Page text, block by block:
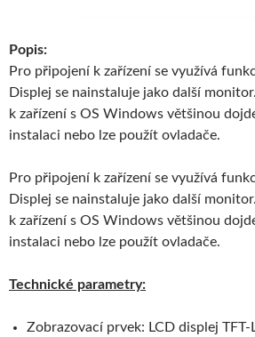
Pro připojení k zařízení se využívá
Displej se nainstaluje jako další
k zařízení s OS Windows většinou
instalaci nebo lze použít ovladače.
Pro připojení k zařízení se využívá
Displej se nainstaluje jako další
k zařízení s OS Windows většinou
instalaci nebo lze použít ovladače.
Technické parametry:
Zobrazovací prvek: LCD displej TFT-